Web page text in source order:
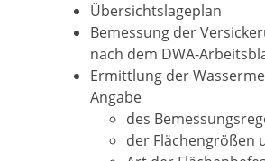
Übersichtslageplan
Bemessung der
nach dem DWA-
Ermittlung der
Angabe
des
der Flächengrößen